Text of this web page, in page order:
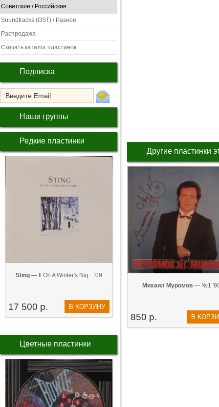
Советские / Российские
Soundtracks (OST) / Разное
Распродажа
Скачать каталог пластинок
Подписка
Наши группы
Редкие пластинки
Sting — If On A Winter's Nig... '09
17 500 р. В КОРЗИНУ
Цветные пластинки
Другие пластинки
Михаил Муромов— №1
850 р. В